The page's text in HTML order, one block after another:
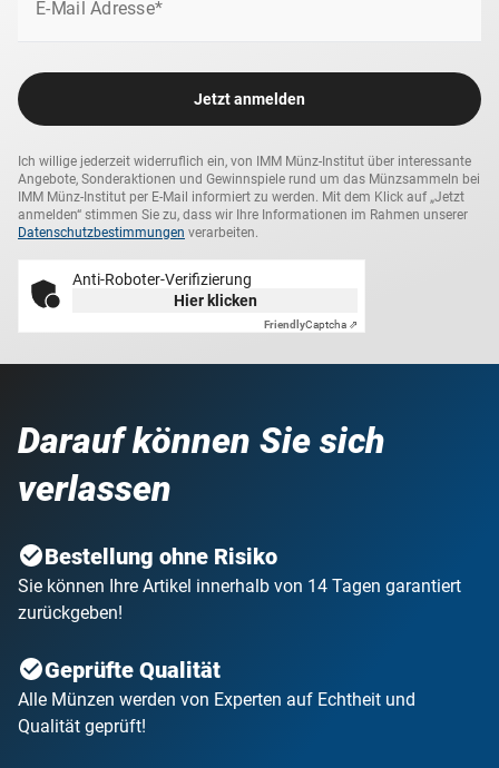
E-Mail Adresse*
Jetzt anmelden
Ich willige jederzeit widerruflich ein, von IMM Münz-Institut über interessante
Angebote, Sonderaktionen und Gewinnspiele rund um das Münzsammeln bei
IMM Münz-Institut per E-Mail informiert zu werden. Mit dem Klick auf „Jetzt
anmelden“ stimmen Sie zu, dass wir Ihre Informationen im Rahmen unserer
Datenschutzbestimmungen verarbeiten.
Anti-Roboter-Verifizierung
Hier klicken
FriendlyCaptcha ⇗
Darauf können Sie sich
verlassen
Bestellung ohne Risiko
Sie können Ihre Artikel innerhalb von 14 Tagen garantiert
zurückgeben!
Geprüfte Qualität
Alle Münzen werden von Experten auf Echtheit und
Qualität geprüft!